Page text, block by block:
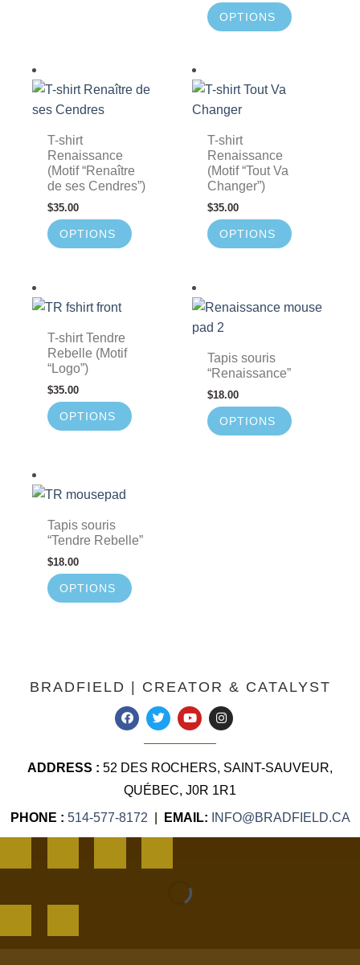
OPTIONS
T-shirt
Renaissance
(Motif “Renaître
de ses Cendres”)
$35.00
OPTIONS
T-shirt
Renaissance
(Motif “Tout Va
Changer”)
$35.00
OPTIONS
T-shirt Tendre
Rebelle (Motif
“Logo”)
$35.00
OPTIONS
Tapis souris
“Renaissance”
$18.00
OPTIONS
Tapis souris
“Tendre Rebelle”
$18.00
OPTIONS
BRADFIELD | CREATOR & CATALYST
ADDRESS : 52 DES ROCHERS, SAINT-SAUVEUR,
QUÉBEC, J0R 1R1
PHONE : 514-577-8172 EMAIL: INFO@BRADFIELD.CA